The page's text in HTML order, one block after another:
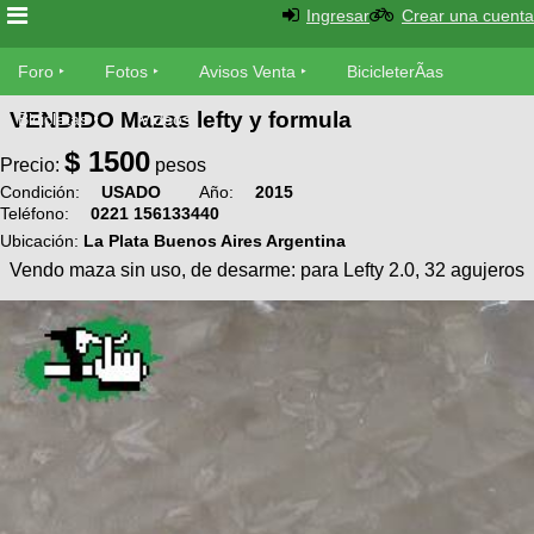
Foro
Foro
TÃ©cnica
MecÃ¡nica
Fotos
SUBÃ
tu foto
Galeria
XC
Bicicletas
Descenso
Avisos
Ventas
SUBÃ
tu
aviso
Buscar
Ultimos
as
Bicicletas
Bicicletas
Tandem
Cicloturismo
Ingresar Crear una cuenta
Foro Fotos Avisos Venta BicicleterÃ­as
Bicicletas Videos
VENDIDO Mazas lefty y formula
Precio: $ 1500 pesos
Condición: USADO Año:
2015
Teléfono:
0221 156133440
Ubicación: La Plata Buenos Aires Argentina
Vendo maza sin uso, de desarme: para Lefty 2.0, 32 agujeros